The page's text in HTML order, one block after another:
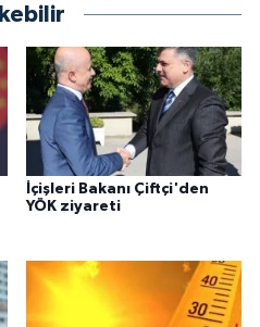
İçişleri Bakanı Çiftçi'den
YÖK ziyareti